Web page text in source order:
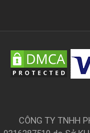
CÔNG TY TNHH